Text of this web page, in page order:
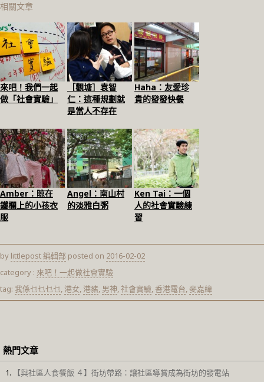
相關文章
來吧！我們一起
做「社會實驗」
［觀塘］袁智
仁：這種規劃就
是當人不存在
Haha：友愛珍
貴的發發快餐
Amber：晾在
鐵欄上的小孩衣
服
Angel：南山村
的淡雅白粥
Ken Tai：一個
人的社會實驗練
習
by littlepost 編輯部 posted on 2016-02-02
category : 來吧！一起做社會實驗
tag: 我係乜乜乜乜, 港女, 港豬, 男神,社會實驗,香港電台,麥嘉緯
熱門文章
【與社區人食餐飯 ４】街坊帶路：讓社區導賞成為街坊的發電站